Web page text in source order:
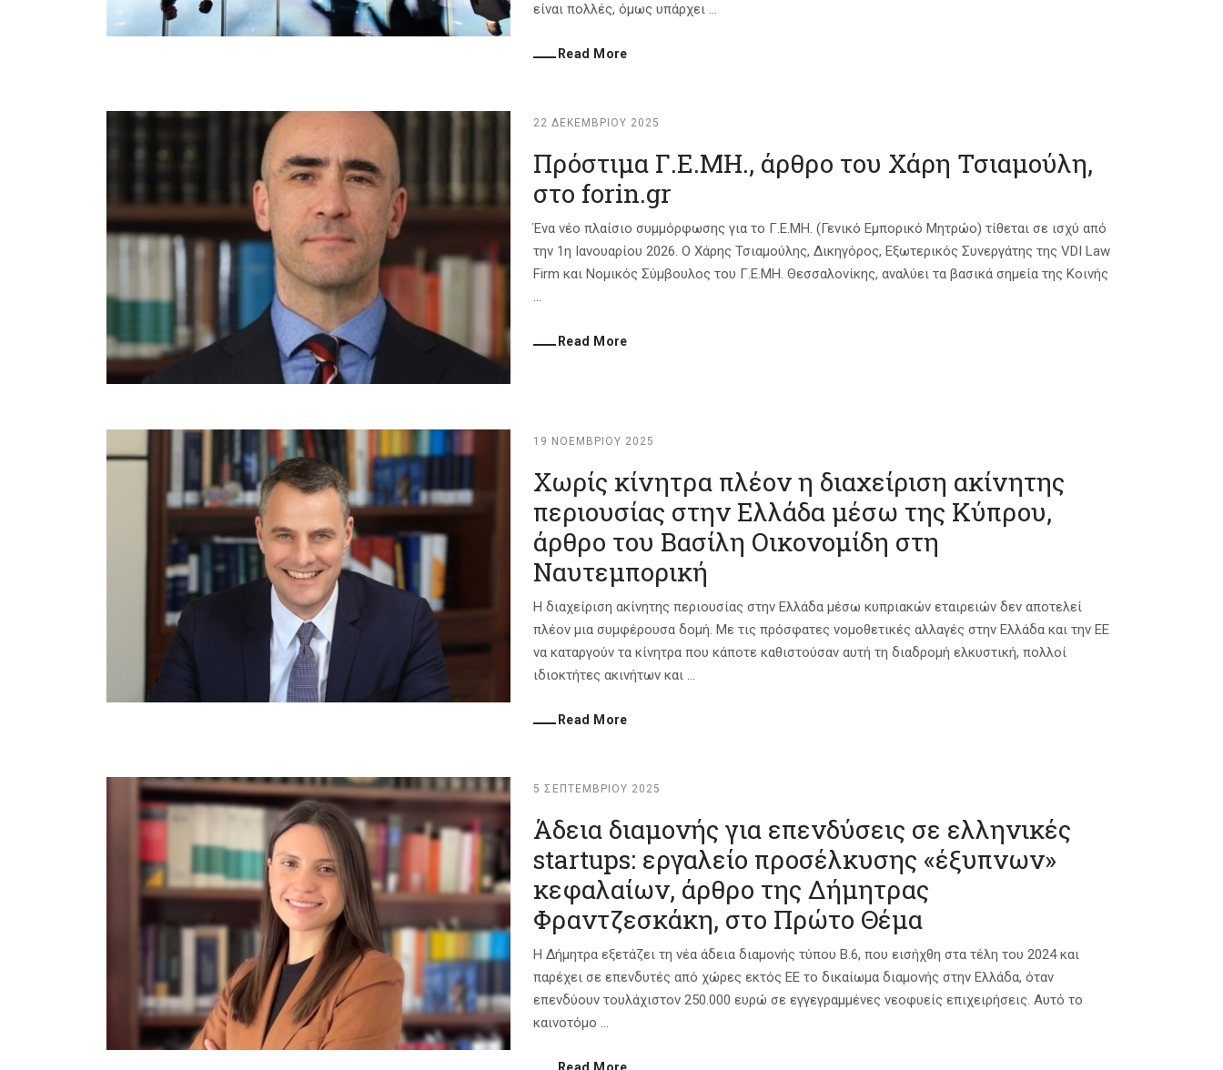
είναι πολλές, όμως υπάρχει ...
Read More
22 ΔΕΚΕΜΒΡΊΟΥ 2025
Πρόστιμα Γ.Ε.ΜΗ., άρθρο του Χάρη Τσιαμούλη,
στο forin.gr
Ένα νέο πλαίσιο συμμόρφωσης για το Γ.Ε.ΜΗ. (Γενικό Εμπορικό Μητρώο) τίθεται σε ισχύ από
την 1η Ιανουαρίου 2026. Ο Χάρης Τσιαμούλης, Δικηγόρος, Εξωτερικός Συνεργάτης της VDI Law
Firm και Νομικός Σύμβουλος του Γ.Ε.ΜΗ. Θεσσαλονίκης, αναλύει τα βασικά σημεία της Κοινής
...
Read More
19 ΝΟΕΜΒΡΊΟΥ 2025
Χωρίς κίνητρα πλέον η διαχείριση ακίνητης
περιουσίας στην Ελλάδα μέσω της Κύπρου,
άρθρο του Βασίλη Οικονομίδη στη
Ναυτεμπορική
Η διαχείριση ακίνητης περιουσίας στην Ελλάδα μέσω κυπριακών εταιρειών δεν αποτελεί
πλέον μια συμφέρουσα δομή. Με τις πρόσφατες νομοθετικές αλλαγές στην Ελλάδα και την ΕΕ
να καταργούν τα κίνητρα που κάποτε καθιστούσαν αυτή τη διαδρομή ελκυστική, πολλοί
ιδιοκτήτες ακινήτων και ...
Read More
5 ΣΕΠΤΕΜΒΡΊΟΥ 2025
Άδεια διαμονής για επενδύσεις σε ελληνικές
startups: εργαλείο προσέλκυσης «έξυπνων»
κεφαλαίων, άρθρο της Δήμητρας
Φραντζεσκάκη, στο Πρώτο Θέμα
Η Δήμητρα εξετάζει τη νέα άδεια διαμονής τύπου Β.6, που εισήχθη στα τέλη του 2024 και
παρέχει σε επενδυτές από χώρες εκτός ΕΕ το δικαίωμα διαμονής στην Ελλάδα, όταν
επενδύουν τουλάχιστον 250.000 ευρώ σε εγγεγραμμένες νεοφυείς επιχειρήσεις. Αυτό το
καινοτόμο ...